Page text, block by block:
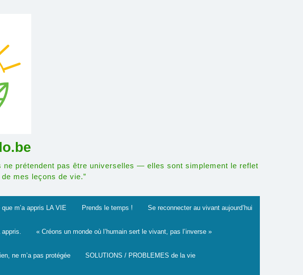
ne prétendent pas être universelles — elles sont simplement le reflet
mes leçons de vie.”
m’a appris LA VIE Prends le temps ! Se reconnecter au vivant aujourd’hui
appris. « Créons un monde où l’humain sert le vivant, pas l’inverse »
ne m’a pas protégée SOLUTIONS / PROBLEMES de la vie